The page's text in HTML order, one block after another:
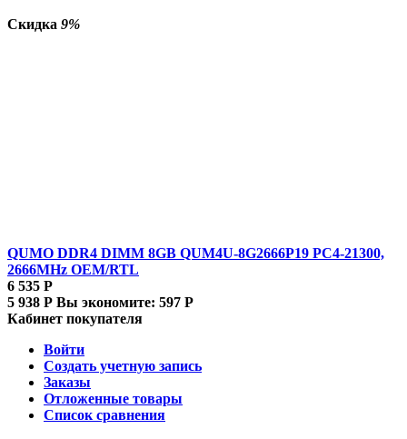
Скидка 9%
QUMO DDR4 DIMM 8GB QUM4U-8G2666P19 PC4-21300,
2666MHz OEM/RTL
6 535 Р
5 938 Р Вы экономите: 597 Р
Кабинет покупателя
Войти
Создать учетную запись
Заказы
Отложенные товары
Список сравнения